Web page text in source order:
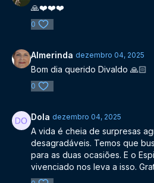
🙏❤️❤️❤️
0
Almerinda dezembro 04, 2025
Bom dia querido Divaldo 🙏🏻
0
Dola dezembro 04, 2025
A vida é cheia de surpresas
desagradáveis. Temos que
para as duas ocasiões. E o
vivenciado nos leva a isso.